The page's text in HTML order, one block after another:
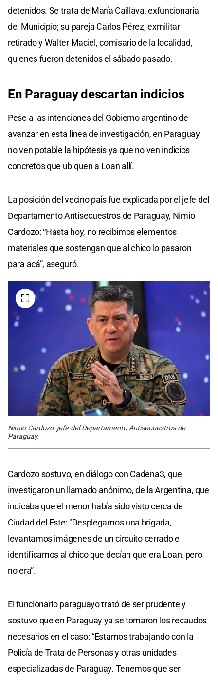
detenidos. Se trata de María Caillava, exfuncionaria
del Municipio; su pareja Carlos Pérez, exmilitar
retirado y Walter Maciel, comisario de la localidad,
quienes fueron detenidos el sábado pasado.
En Paraguay descartan indicios
Pese a las intenciones del Gobierno argentino de
avanzar en esta línea de investigación, en Paraguay
no ven potable la hipótesis ya que no ven indicios
concretos que ubiquen a Loan allí.
La posición del vecino país fue explicada por el jefe del
Departamento Antisecuestros de Paraguay, Nimio
Cardozo: “Hasta hoy, no recibimos elementos
materiales que sostengan que al chico lo pasaron
para acá”, aseguró.
Nimio Cardozo, jefe del Departamento Antisecuestros de
Paraguay.
Cardozo sostuvo, en diálogo con Cadena3, que
investigaron un llamado anónimo, de la Argentina, que
indicaba que el menor había sido visto cerca de
Ciudad del Este: "Desplegamos una brigada,
levantamos imágenes de un circuito cerrado e
identificamos al chico que decían que era Loan, pero
no era”.
El funcionario paraguayo trató de ser prudente y
sostuvo que en Paraguay ya se tomaron los recaudos
necesarios en el caso: “Estamos trabajando con la
Policía de Trata de Personas y otras unidades
especializadas de Paraguay. Tenemos que ser